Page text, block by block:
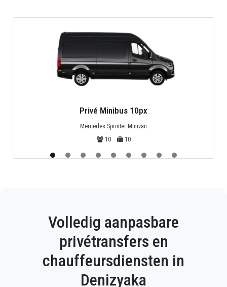
Privé Midibus 25px
Mercedes Sprinter, Isuzu of Turquoise
25
Volledig aanpasbare
privétransfers en
chauffeursdiensten in
Denizyaka